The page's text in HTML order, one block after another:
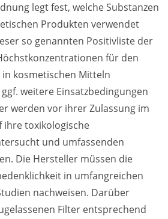
legt fest, welche Substanzen
Produkten verwendet
so genannten Positivliste der
für den
in kosmetischen Mitteln
weitere Einsatzbedingungen
werden vor ihrer Zulassung im
ihre toxikologische
und umfassenden
Die Hersteller müssen die
in umfangreichen
nachweisen. Darüber
Filter entsprechend